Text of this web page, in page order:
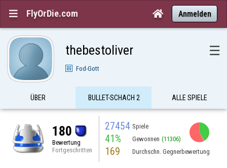
 FlyOrDie.com  Anmelden
thebestoliver ☰
Fod-Gott
ÜBER BULLET-SCHACH 2 ALLE SPIELE
180
Bewertung
Fortgeschritten
27454 Spiele
41% Gewonnen (11306)
169 Durchschn. Gegnerbewertung